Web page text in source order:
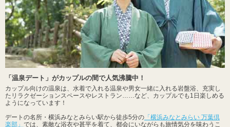
「温泉デート」がカップルの間で人気沸騰中！
カップル向けの温泉は、水着で入れる温泉や男女一緒に入れる岩盤浴、充実し
たリラクゼーションスペースやレストラン……など、カップルでも1日楽しめる
ようになっています！
デートの名所・横浜みなとみらい駅から徒歩5分の 「横浜みなとみらい 万葉倶
楽部」 では、素敵な浴衣や甚平を着て、都会にいながらも旅情気分を味わうこ